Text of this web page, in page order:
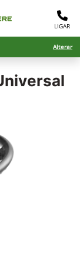
LIGAR
Alterar